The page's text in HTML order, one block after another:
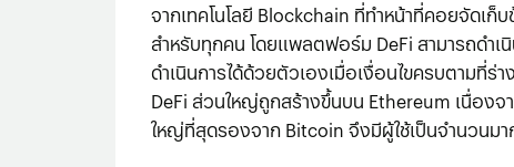
จากเทคโนโลยี Blockchain ที่ทําหน้าที่คอยจัดเก็
สำหรับทุกคน โดยแพลตฟอร์ม DeFi สามารถดำ
ดำเนินการได้ด้วยตัวเองเมื่อเงื่อนไขครบตามที่ร่า
DeFi ส่วนใหญ่ถูกสร้างขึ้นบน Ethereum เนื่องจ
ใหญ่ที่สุดรองจาก Bitcoin จึงมีผู้ใช้เป็นจำนวนมา